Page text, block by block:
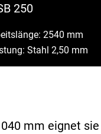
250
2540 mm
Stahl 2,50 mm
mm eignet